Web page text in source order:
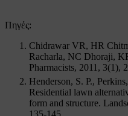
Πηγές:
Chidrawar VR, HR
Racharla, NC Dhoraji,
Pharmacists, 2011, 3(1),
Henderson, S. P.,
Residential lawn
form and structure.
135-145.